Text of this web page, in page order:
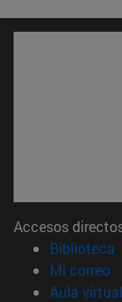
Accesos
Biblioteca
Mi correo
Aula